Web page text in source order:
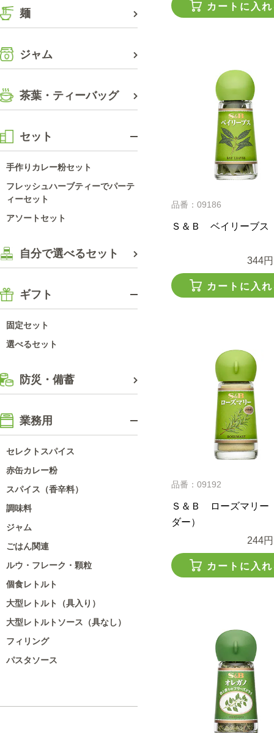
麺
ジャム
茶葉・ティーバッグ
セット
手作りカレー粉セット
フレッシュハーブティーでパーテ
ィーセット
アソートセット
自分で選べるセット
ギフト
固定セット
選べるセット
防災・備蓄
業務用
セレクトスパイス
赤缶カレー粉
スパイス（香辛料）
調味料
ジャム
ごはん関連
ルウ・フレーク・顆粒
個食レトルト
大型レトルト（具入り）
大型レトルトソース（具なし）
フィリング
パスタソース
カートに入
品番：09186
Ｓ＆Ｂ ベイリーブス
344円
カートに入
品番：09192
Ｓ＆Ｂ ローズマリー
ダー）
244円
カートに入